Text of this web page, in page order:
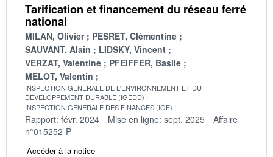
Tarification et financement du réseau ferré
national
MILAN, Olivier
PESRET, Clémentine
SAUVANT, Alain
LIDSKY, Vincent
VERZAT, Valentine
PFEIFFER, Basile
MELOT, Valentin
INSPECTION GENERALE DE L'ENVIRONNEMENT ET DU
DEVELOPPEMENT DURABLE (IGEDD)
INSPECTION GENERALE DES FINANCES (IGF)
Rapport: févr. 2024 Mise en ligne: sept. 2025
Affaire
n°015252-P
Accéder à la notice